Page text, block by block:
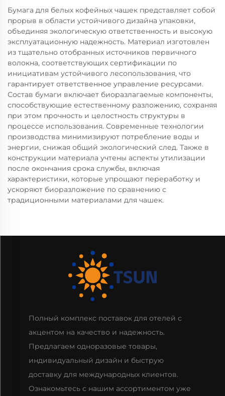
Бумага для белых кофейных чашек представляет собой
прорыв в области устойчивого дизайна упаковки,
объединяя экологическую ответственность и высокую
эксплуатационную надежность. Материал изготовлен
из тщательно отобранных источников первичного
волокна, соответствующих сертификации по
инициативам устойчивого лесопользования, что
гарантирует ответственное управление ресурсами.
Состав бумаги включает биоразлагаемые компоненты,
способствующие естественному разложению, сохраняя
при этом прочность и целостность структуры в
процессе использования. Современные технологии
производства минимизируют потребление воды и
энергии, снижая общий экологический след. Также в
конструкции материала учтены аспекты утилизации
после окончания срока службы, включая
характеристики, которые упрощают переработку и
ускоряют биоразложение по сравнению с
традиционными материалами для чашек.
Полный комплекс поставок для отелей с
акцентом на качество и надежность.
Предлагаем одноразовые товары,
индивидуальный дизайн и быструю
доставку для международных клиентов.
Ознакомьтесь с нашим ассортиментом уже